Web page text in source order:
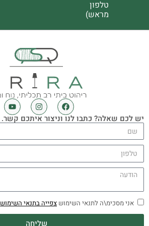
טלפון
מראש)
יש לכם שאלה? כתבו לנו וניצור איתכם קשר.
אני מסכימ\ה לתנאי השימוש צפייה בתנאי השימוש
שליחה